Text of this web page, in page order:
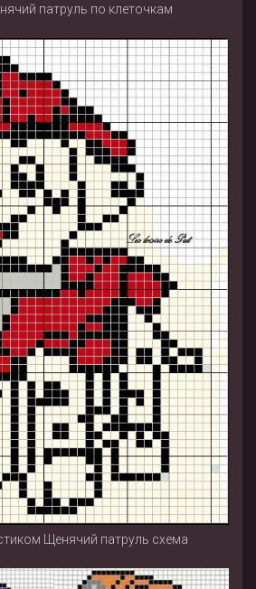
патруль по клеточкам
Щенячий патруль схема